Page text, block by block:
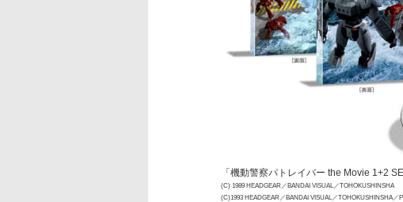
「機動警察パトレイバー the Movie 1+2
(C) 1989 HEADGEAR／BANDAI VISUAL／TOHOKUSHINSHA
(C)1993 HEADGEAR／BANDAI VISUAL／TOHOKUSHINSHA／